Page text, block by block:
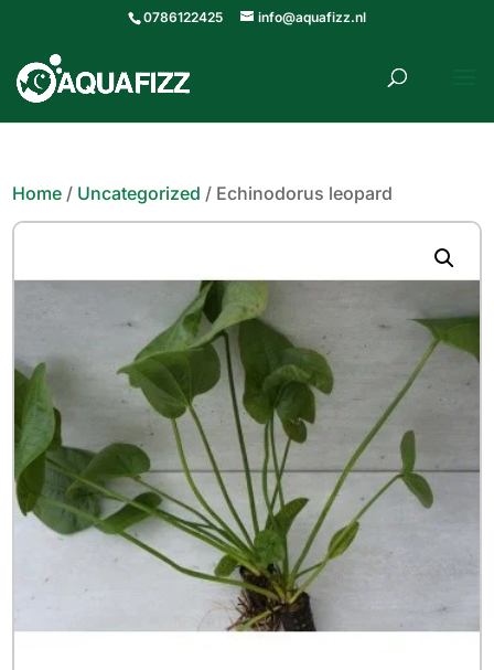
0786122425 info@aquafizz.nl
Home / Uncategorized / Echinodorus leopard